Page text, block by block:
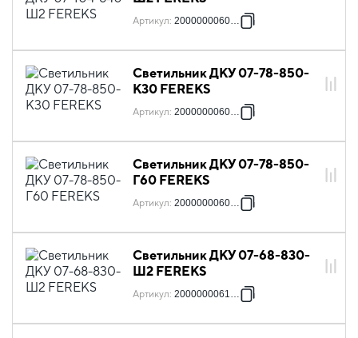
Артикул: 2000000060705
Светильник ДКУ 07-78-850-
К30 FEREKS
Артикул: 2000000060958
Светильник ДКУ 07-78-850-
Г60 FEREKS
Артикул: 2000000060965
Светильник ДКУ 07-68-830-
Ш2 FEREKS
Артикул: 2000000061023